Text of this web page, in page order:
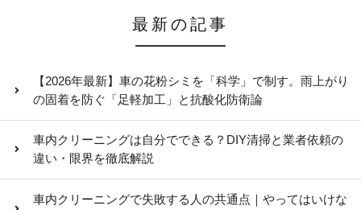
最新の記事
【2026年最新】車の花粉シミを「科学」で制す。雨上がり
の固着を防ぐ「足軽加工」と抗酸化防衛論
車内クリーニングは自分でできる？DIY清掃と業者依頼の
違い・限界を徹底解説
車内クリーニングで失敗する人の共通点｜やってはいけな